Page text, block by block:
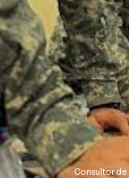
Consultor de